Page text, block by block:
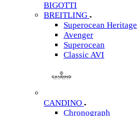
BIGOTTI
BREITLING
Superocean Heritage
Avenger
Superocean
Classic AVI
CANDINO
Chronograph